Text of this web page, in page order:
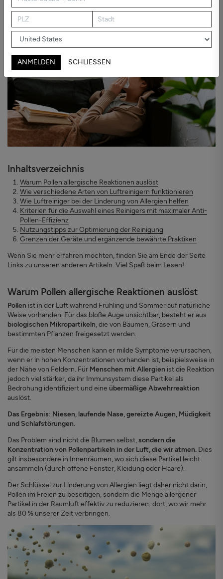
wirksam (oder unwirksam) macht, und wie man einen geeigneten
auswählt, werden wir folgende Punkte betrachten:
Inhaltsverzeichnis
Warum Pollen allergische Reaktionen auslöst
Wie verschiedene Arten von Luftreinigern funktionieren
Wie Luftreiniger bei der Linderung von Allergien helfen
Kriterien für die Auswahl eines Reinigers mit maximaler Anti-
Pollen-Effizienz
Nutzungstipps zur Optimierung der Reinigung
Grenzen der Geräte und ergänzende bewährte Praktiken
Wenn Sie mehr erfahren möchten, finden Sie am Ende der Seite
Links zu unseren anderen Artikeln. Viel Spaß beim Lesen!
Warum Pollen allergische Reaktionen auslöst
Pollen ist in der Luft während Frühling und Sommer auf natürliche
Weise vorhanden. Für das bloße Auge unsichtbar, besteht er aus
biologischen Mikropartikeln, die von Bäumen, Gräsern und
bestimmten Pflanzen freigesetzt werden.
Für die meisten Menschen kann er milde Symptome verursachen,
wenn er in hohen Konzentrationen vorhanden ist, beispielsweise in
der Nähe von Feldern. Für Menschen mit Allergien ist die Reaktion
jedoch viel stärker, da ihr Immunsystem diese Partikel als
Bedrohung identifiziert und eine übermäßige Abwehrreaktion
auslöst.
Das Ergebnis: Niesen, laufende Nase, gereizte Augen, Müdigkeit
und Schlafstörungen.
Das Problem sind nicht die Blumen selbst,sondern die
Konzentration von Pollenpartikeln in der Luft, die wir atmen. Dies
gilt insbesondere in Innenräumen, wo sich diese Partikel leicht
ansammeln (durch offene Fenster, Kleidung oder Haare).
Der Schlüssel zur Linderung von Allergien liegt daher nicht darin,
Pollen im Freien zu beseitigen, sondern die Menge allergener
Partikel in der Raumluft effektiv zu reduzieren: dort, wo wir mehr
als 80 % unserer Zeit verbringen.
ANMELDEN SCHLIESSEN